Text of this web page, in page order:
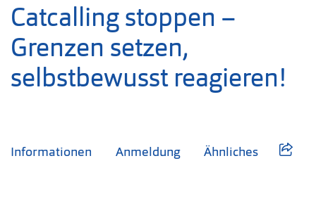
Catcalling stoppen –
Grenzen setzen,
selbstbewusst reagieren!
Informationen Anmeldung Ähnliches